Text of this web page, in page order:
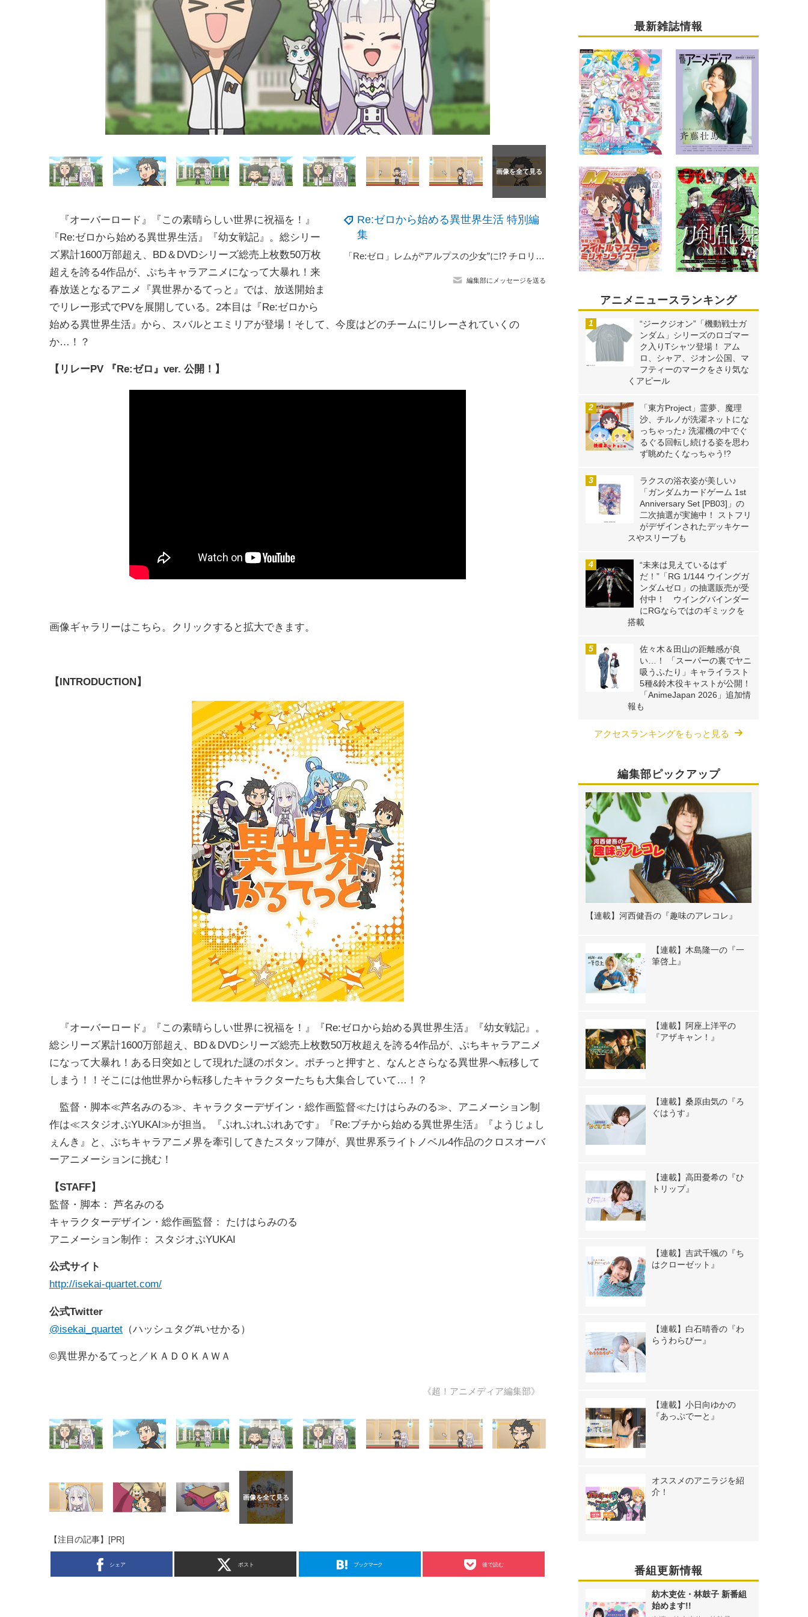
Re:ゼロから始める異世界生活 特別編
集
「Re:ゼロ」レムが“アルプスの少女”に!? チロリアン衣装でフィギュア化！ “ヤッホー”ポーズや刺繍までこだわり
編集部にメッセージを送る
『オーバーロード』『この素晴らしい世界に祝福を！』
『Re:ゼロから始める異世界生活』『幼女戦記』。総シリー
ズ累計1600万部超え、BD＆DVDシリーズ総売上枚数50万枚
超えを誇る4作品が、ぷちキャラアニメになって大暴れ！来
春放送となるアニメ『異世界かるてっと』では、放送開始ま
でリレー形式でPVを展開している。2本目は『Re:ゼロから
始める異世界生活』から、スバルとエミリアが登場！そして、今度はどのチームにリレーされていくの
か…！？
【リレーPV 『Re:ゼロ』ver. 公開！】
画像ギャラリーはこちら。クリックすると拡大できます。
【INTRODUCTION】
『オーバーロード』『この素晴らしい世界に祝福を！』『Re:ゼロから始める異世界生活』『幼女戦記』。
総シリーズ累計1600万部超え、BD＆DVDシリーズ総売上枚数50万枚超えを誇る4作品が、ぷちキャラアニメ
になって大暴れ！ある日突如として現れた謎のボタン。ポチっと押すと、なんとさらなる異世界へ転移して
しまう！！そこには他世界から転移したキャラクターたちも大集合していて…！？
監督・脚本≪芦名みのる≫、キャラクターデザイン・総作画監督≪たけはらみのる≫、アニメーション制
作は≪スタジオぷYUKAI≫が担当。『ぷれぷれぷれあです』『Re:プチから始める異世界生活』『ようじょし
ぇんき』と、ぷちキャラアニメ界を牽引してきたスタッフ陣が、異世界系ライトノベル4作品のクロスオーバ
ーアニメーションに挑む！
【STAFF】
監督・脚本： 芦名みのる
キャラクターデザイン・総作画監督： たけはらみのる
アニメーション制作： スタジオぷYUKAI
公式サイト
http://isekai-quartet.com/
公式Twitter
@isekai_quartet （ハッシュタグ#いせかる）
©異世界かるてっと／ＫＡＤＯＫＡＷＡ
《超！アニメディア編集部》
【注目の記事】[PR]
シェア ポスト ブックマーク 後で読む
最新雑誌情報
アニメニュースランキング
“ジークジオン”「機動戦士ガ
ンダム」シリーズのロゴマー
ク入りTシャツ登場！ アム
ロ、シャア、ジオン公国、マ
フティーのマークをさり気な
くアピール
「東方Project」霊夢、魔理
沙、チルノが洗濯ネットにな
っちゃった♪ 洗濯機の中でぐ
るぐる回転し続ける姿を思わ
ず眺めたくなっちゃう!?
ラクスの浴衣姿が美しい♪
「ガンダムカードゲーム 1st
Anniversary Set [PB03]」の
二次抽選が実施中！ ストフリ
がデザインされたデッキケー
スやスリーブも
“未来は見えているはず
だ！”「RG 1/144 ウイングガ
ンダムゼロ」の抽選販売が受
付中！ ウイングバインダー
にRGならではのギミックを
搭載
佐々木＆田山の距離感が良
い…！ 「スーパーの裏でヤニ
吸うふたり」キャライラスト
5種&鈴木役キャストが公開！
「AnimeJapan 2026」追加情
報も
アクセスランキングをもっと見る
編集部ピックアップ
【連載】河西健吾の『趣味のアレコレ』
【連載】木島隆一の『一
筆啓上』
【連載】阿座上洋平の
『アザキャン！』
【連載】桑原由気の『ろ
ぐはうす』
【連載】高田憂希の『ひ
トリップ』
【連載】吉武千颯の『ち
はクローゼット』
【連載】白石晴香の『わ
らうわらびー』
【連載】小日向ゆかの
『あっぷでーと』
オススメのアニラジを紹
介！
番組更新情報
紡木吏佐・林鼓子 新番組
始めます!!